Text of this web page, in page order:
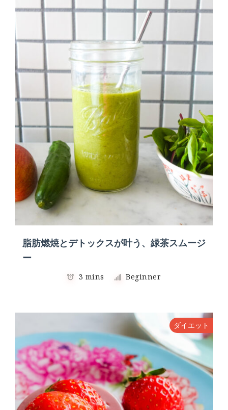
脂肪燃焼とデトックスが叶う、緑茶スムージ
ー
3 mins Beginner
ダイエット